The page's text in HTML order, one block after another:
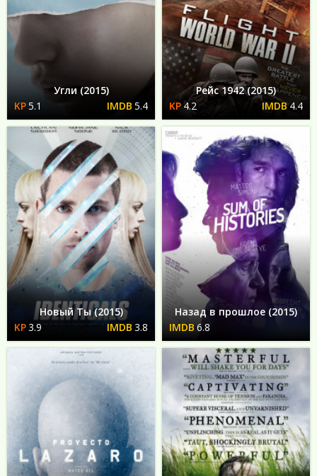
Угли (2015)
5.1
5.4
Рейс 1942 (2015)
4.2
4.4
Новый Ты (2015)
3.9
3.8
Назад в прошлое (2015)
6.8